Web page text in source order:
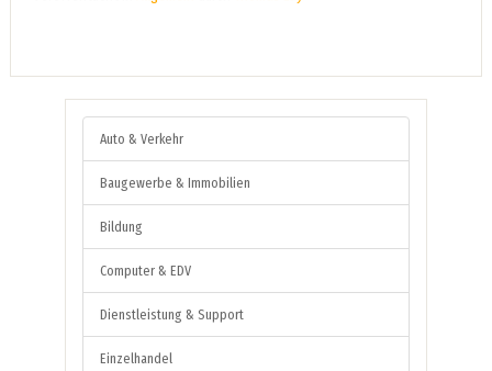
Auto & Verkehr
Baugewerbe & Immobilien
Bildung
Computer & EDV
Dienstleistung & Support
Einzelhandel